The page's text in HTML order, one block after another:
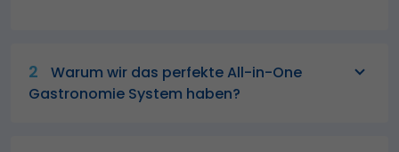
2
Warum wir das perfekte All-in-One
Gastronomie System haben?